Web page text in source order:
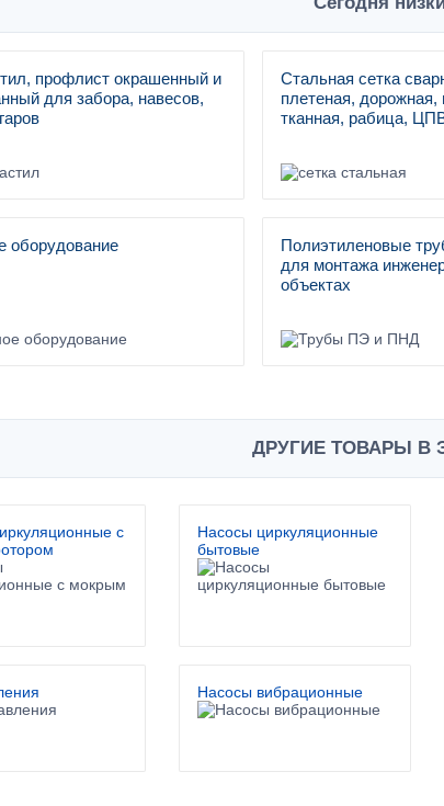
профлист окрашенный и
для забора, навесов,
Стальная сетка
плетеная, дорожная,
тканная, рабица,
оборудование
Полиэтиленовые
для монтажа
объектах
ДРУГИЕ ТОВАРЫ В
с
Насосы циркуляционные
бытовые
Насосы вибрационные